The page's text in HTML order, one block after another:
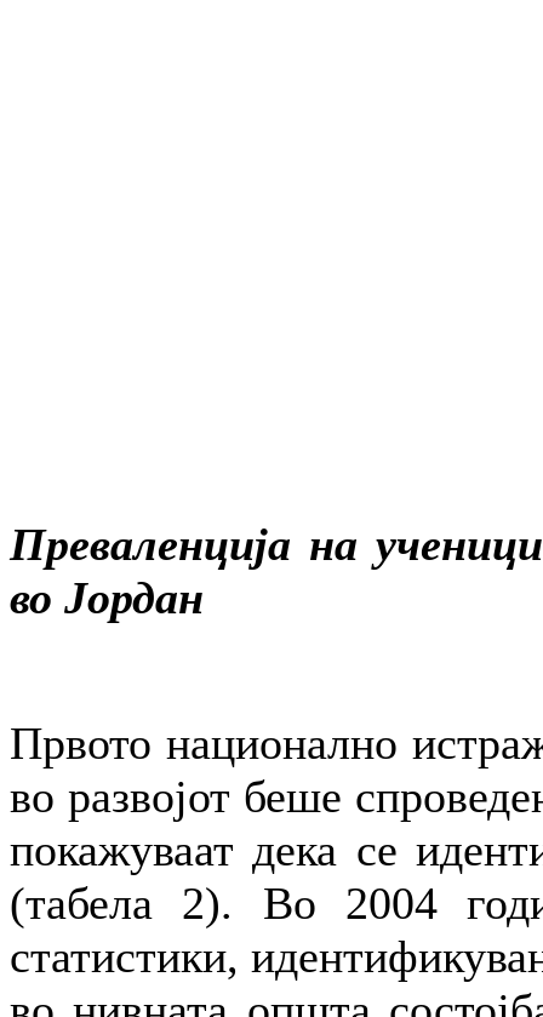
Преваленција на
во Јордан
Првото национално
во развојот беше
покажуваат дека се
(табела 2). Во 2004
статистики,